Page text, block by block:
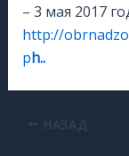
– 3 мая 2017
http://
ph..
НАЗАД